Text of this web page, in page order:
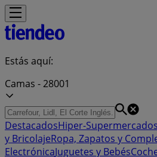
Estás aquí:
Camas - 28001
DestacadosHiper-Supermercados
y BricolajeRopa, Zapatos y
ElectrónicaJuguetes y Bebés